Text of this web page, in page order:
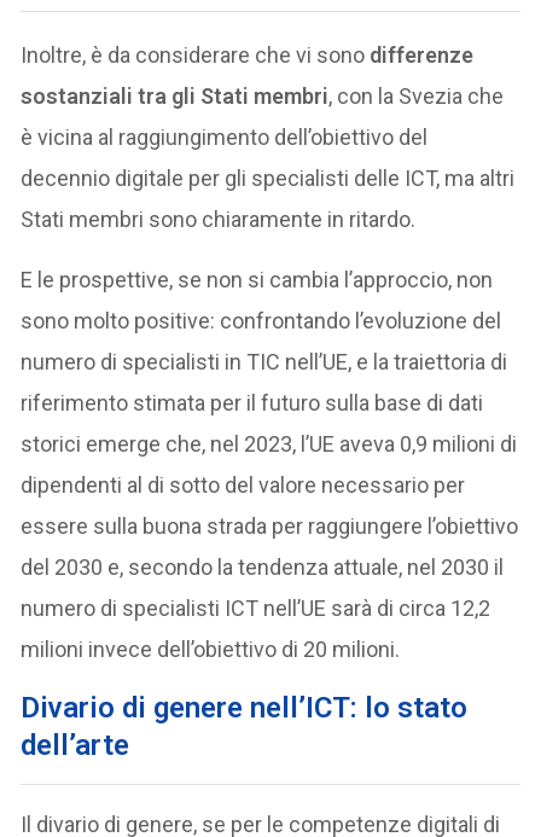
Inoltre, è da considerare che vi sono differenze
sostanziali tra gli Stati membri, con la Svezia che
è vicina al raggiungimento dell’obiettivo del
decennio digitale per gli specialisti delle ICT, ma altri
Stati membri sono chiaramente in ritardo.
E le prospettive, se non si cambia l’approccio, non
sono molto positive: confrontando l’evoluzione del
numero di specialisti in TIC nell’UE, e la traiettoria di
riferimento stimata per il futuro sulla base di dati
storici emerge che, nel 2023, l’UE aveva 0,9 milioni di
dipendenti al di sotto del valore necessario per
essere sulla buona strada per raggiungere l’obiettivo
del 2030 e, secondo la tendenza attuale, nel 2030 il
numero di specialisti ICT nell’UE sarà di circa 12,2
milioni invece dell’obiettivo di 20 milioni.
Divario di genere nell’ICT: lo stato
dell’arte
Il divario di genere, se per le competenze digitali di